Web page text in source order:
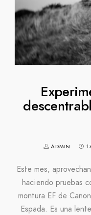
ADMIN
Este mes,
haciendo pruebas
montura EF de
Espada. Es una